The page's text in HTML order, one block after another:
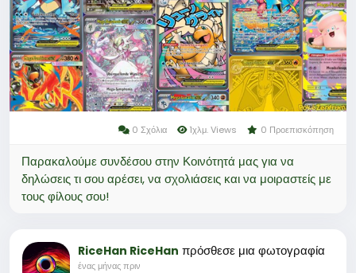
0 Σχόλια 1χλμ. Views 0 Προεπισκόπηση
Παρακαλούμε συνδέσου στην Κοινότητά μας για να
δηλώσεις τι σου αρέσει, να σχολιάσεις και να μοιραστείς με
τους φίλους σου!
RiceHan RiceHan πρόσθεσε μια φωτογραφία
ένας μήνας πριν